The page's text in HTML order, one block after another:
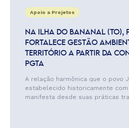
Apoio a Projetos
NA ILHA DO BANANAL (TO),
FORTALECE GESTÃO
TERRITÓRIO A PARTIR DA
PGTA
A relação harmônica que o povo
estabelecido historicamente com
manifesta desde suas práticas